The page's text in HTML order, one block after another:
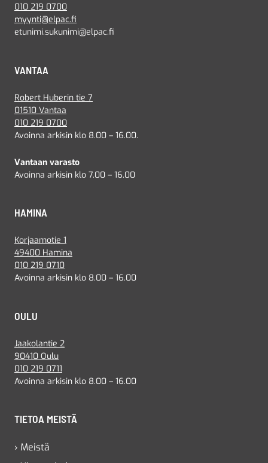
010 219 0700
myynti@elpac.fi
etunimi.sukunimi@elpac.fi
VANTAA
Robert Huberin tie 7
01510 Vantaa
010 219 0700
Avoinna arkisin klo 8.00 – 16.00.
Vantaan varasto
Avoinna arkisin klo 7.00 – 16.00
HAMINA
Korjaamotie 1
49400 Hamina
010 219 0710
Avoinna arkisin klo 8.00 – 16.00
OULU
Jaakolantie 2
90410 Oulu
010 219 0711
Avoinna arkisin klo 8.00 – 16.00
TIETOA MEISTÄ
› Meistä